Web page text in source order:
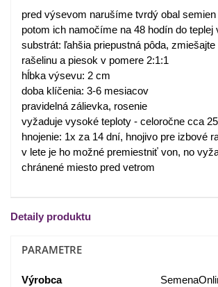
pred výsevom narušíme tvrdý obal semien
potom ich namočíme na 48 hodín do teplej
substrát: ľahšia priepustná pôda,
rašelinu a piesok v pomere 2:1:1
hĺbka výsevu: 2 cm
doba klíčenia: 3-6 mesiacov
pravidelná zálievka, rosenie
vyžaduje vysoké teploty - celoročne cca
hnojenie: 1x za 14 dní, hnojivo pre izbové
v lete je ho možné premiestniť von, no
chránené miesto pred vetrom
Detaily produktu
PARAMETRE
Výrobca